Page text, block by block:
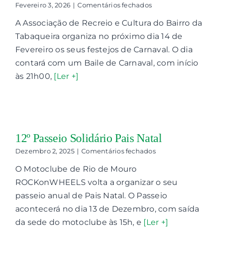
Fevereiro 3, 2026 | Comentários fechadosem
na
ARCBT
A Associação de Recreio e Cultura do Bairro da
Tabaqueira organiza no próximo dia 14 de
Fevereiro os seus festejos de Carnaval. O dia
contará com um Baile de Carnaval, com início
às 21h00, [Ler +]
12º Passeio Solidário Pais Natal
Dezembro 2, 2025 | Comentários fechadosem
Natal
O Motoclube de Rio de Mouro
ROCKonWHEELS volta a organizar o seu
passeio anual de Pais Natal. O Passeio
acontecerá no dia 13 de Dezembro, com saída
da sede do motoclube às 15h, e [Ler +]